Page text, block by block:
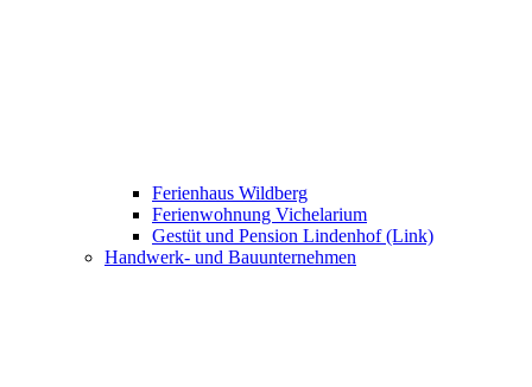
Ferienhaus Wildberg
Ferienwohnung Vichelarium
Gestüt und Pension Lindenhof (Link)
Handwerk- und Bauunternehmen